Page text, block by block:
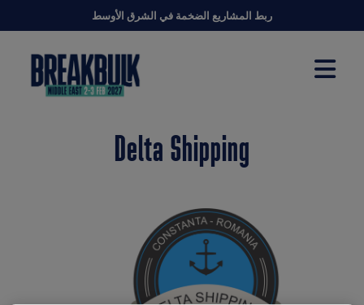
ربط المشاريع الضخمة في الشرق الأوسط
Delta Shipping